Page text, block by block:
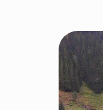
Salten
Sør-Helgeland